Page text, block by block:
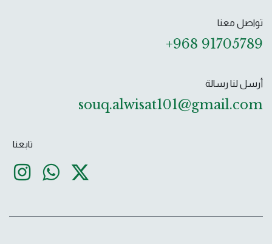
تواصل معنا
+968 91705789
أرسل لنا رسالة
souq.alwisat101@gmail.com ​
تابعنا